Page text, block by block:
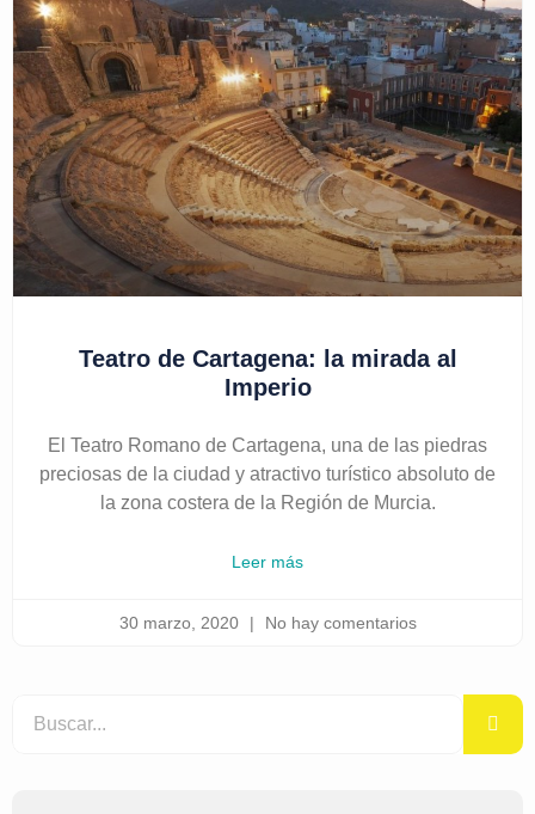
Teatro de Cartagena: la mirada al
Imperio
El Teatro Romano de Cartagena, una de las piedras
preciosas de la ciudad y atractivo turístico absoluto de
la zona costera de la Región de Murcia.
Leer más
30 marzo, 2020 No hay comentarios